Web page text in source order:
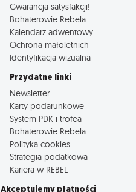
Gwarancja satysfakcji!
Bohaterowie Rebela
Kalendarz adwentowy
Ochrona małoletnich
Identyfikacja wizualna
Przydatne linki
Newsletter
Karty podarunkowe
System PDK i trofea
Bohaterowie Rebela
Polityka cookies
Strategia podatkowa
Kariera w REBEL
Akceptujemy płatności